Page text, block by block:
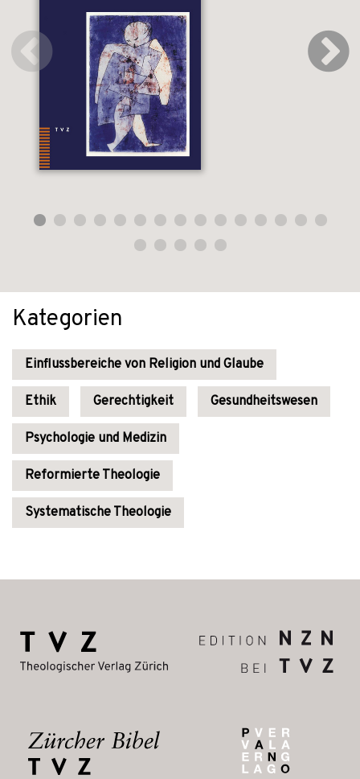
Kategorien
Einflussbereiche von Religion und Glaube
Ethik Gerechtigkeit Gesundheitswesen
Psychologie und Medizin
Reformierte Theologie
Systematische Theologie